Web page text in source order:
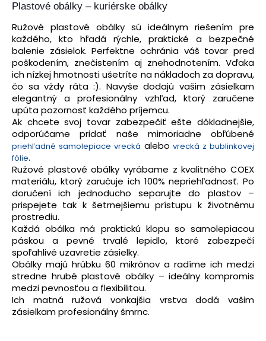
Plastové obálky – kuriérske obálky
Ružové plastové obálky sú ideálnym riešením pre
každého, kto hľadá rýchle, praktické a bezpečné
balenie zásielok. Perfektne ochránia váš tovar pred
poškodením, znečistením aj znehodnotením. Vďaka
ich nízkej hmotnosti ušetríte na nákladoch za dopravu,
čo sa vždy ráta :). Navyše dodajú vašim zásielkam
elegantný a profesionálny vzhľad, ktorý zaručene
upúta pozornosť každého príjemcu.
Ak chcete svoj tovar zabezpečiť ešte dôkladnejšie,
odporúčame pridať naše mimoriadne obľúbené
priehľadné samolepiace vrecká alebovrecká z bublinkovej
fólie.
Ružové plastové obálky vyrábame z kvalitného COEX
materiálu, ktorý zaručuje ich 100% nepriehľadnosť. Po
doručení ich jednoducho separujte do plastov –
prispejete tak k šetrnejšiemu prístupu k životnému
prostrediu.
Každá obálka má praktickú klopu so samolepiacou
páskou a pevné trvalé lepidlo, ktoré zabezpečí
spoľahlivé uzavretie zásielky.
Obálky majú hrúbku 60 mikrónov a radíme ich medzi
stredne hrubé plastové obálky – ideálny kompromis
medzi pevnosťou a flexibilitou.
Ich matná ružová vonkajšia vrstva dodá vašim
zásielkam profesionálny šmrnc.